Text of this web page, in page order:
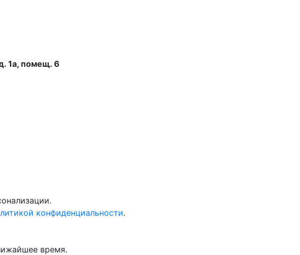
1а, помещ. 6
конфиденциальности.
время.